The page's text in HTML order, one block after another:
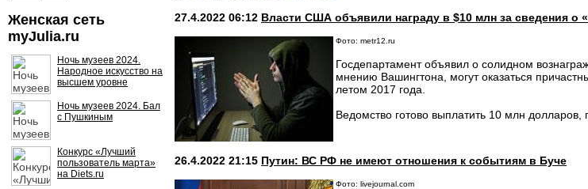
Женская сеть
myJulia.ru
Ночь музеев 2024.
Народное искусство на
высшем уровне
Ночь музеев 2024. Бал
с Пушкиным
Конкурс «Лучший
пользователь марта»
на Diets.ru
27.4.2022 06:12 Власти США объявили награду в $10 млн за сведения о
Фото: metr12.ru
Госдепартамент объявил о солидном
мнению Вашингтона, могут оказаться
летом 2017 года.
Ведомство готово выплатить 10 млн долларов,
26.4.2022 21:15 Путин: ВС РФ не имеют отношения к событиям в Буче
Фото: livejournal.com